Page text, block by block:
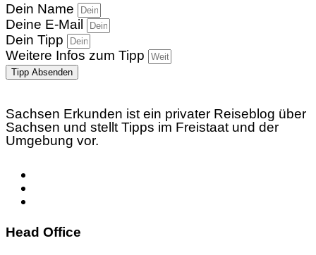
Dein Name
Deine E-Mail
Dein Tipp
Weitere Infos zum Tipp
Tipp Absenden
Sachsen Erkunden ist ein privater Reiseblog über
Sachsen und stellt Tipps im Freistaat und der
Umgebung vor.
Head Office